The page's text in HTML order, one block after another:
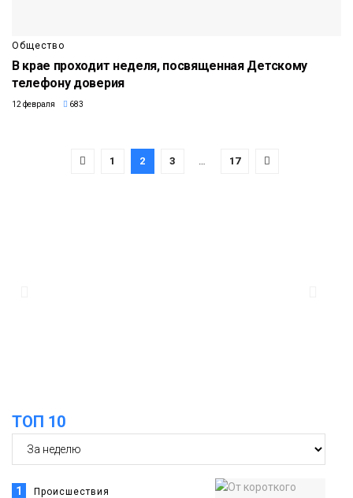
Общество
В крае проходит неделя, посвященная Детскому
телефону доверия
12 февраля 683
1 2 3 17
ТОП 10
1 Происшествия